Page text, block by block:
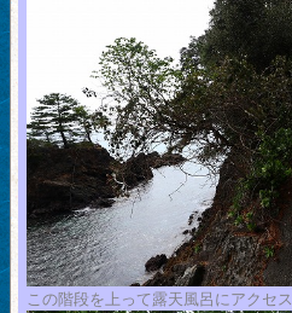
この階段を上って露天風呂にアクセス